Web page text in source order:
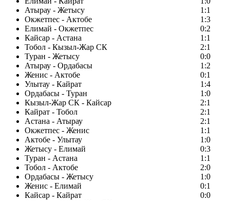
Атырау - Жетысу
1:1
Окжетпес - Актобе
1:3
Елимай - Окжетпес
0:2
Кайсар - Астана
1:1
Тобол - Кызыл-Жар СК
2:1
Туран - Жетысу
0:0
Атырау - Ордабасы
1:2
Женис - Актобе
0:1
Улытау - Кайрат
1:4
Ордабасы - Туран
1:0
Кызыл-Жар СК - Кайсар
2:1
Кайрат - Тобол
2:1
Астана - Атырау
2:1
Окжетпес - Женис
1:1
Актобе - Улытау
1:0
Жетысу - Елимай
0:3
Туран - Астана
1:1
Тобол - Актобе
2:0
Ордабасы - Жетысу
1:0
Женис - Елимай
0:1
Кайсар - Кайрат
0:0